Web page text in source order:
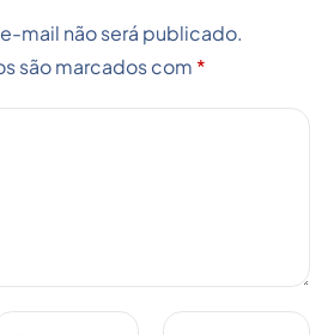
mail não será publicado.
são marcados com *